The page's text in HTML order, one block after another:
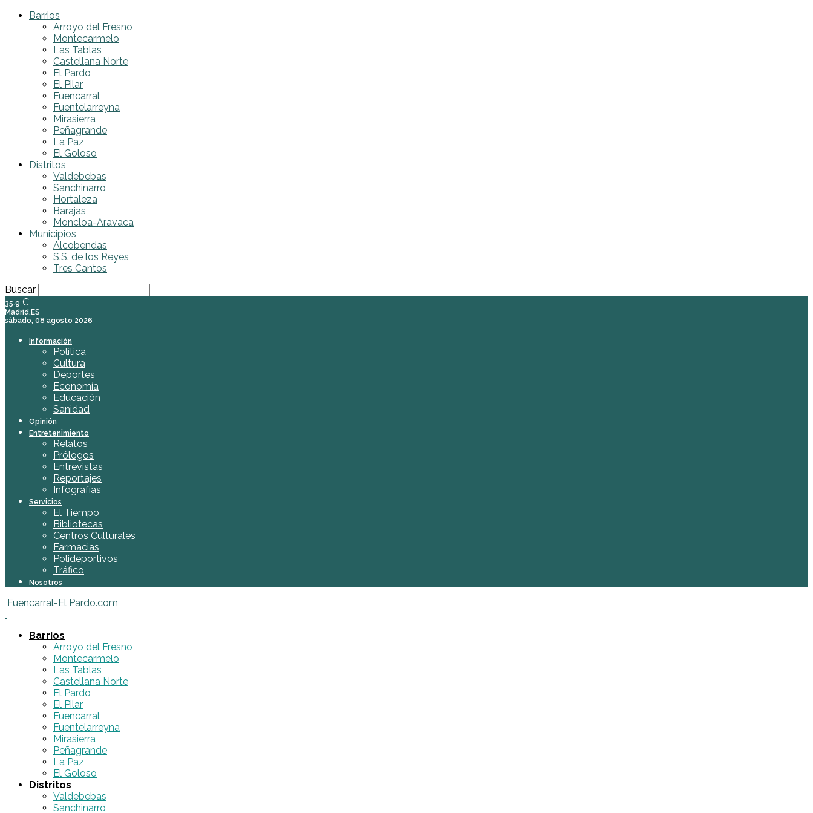
Barrios
Arroyo del Fresno
Montecarmelo
Las Tablas
Castellana Norte
El Pardo
El Pilar
Fuencarral
Fuentelarreyna
Mirasierra
Peñagrande
La Paz
El Goloso
Distritos
Valdebebas
Sanchinarro
Hortaleza
Barajas
Moncloa-Aravaca
Municipios
Alcobendas
S.S. de los Reyes
Tres Cantos
Buscar
35.9 C
Madrid,ES
sábado, 08 agosto 2026
Información
Política
Cultura
Deportes
Economía
Educación
Sanidad
Opinión
Entretenimiento
Relatos
Prólogos
Entrevistas
Reportajes
Infografías
Servicios
El Tiempo
Bibliotecas
Centros Culturales
Farmacias
Polideportivos
Tráfico
Nosotros
Fuencarral-El Pardo.com
Barrios
Arroyo del Fresno
Montecarmelo
Las Tablas
Castellana Norte
El Pardo
El Pilar
Fuencarral
Fuentelarreyna
Mirasierra
Peñagrande
La Paz
El Goloso
Distritos
Valdebebas
Sanchinarro